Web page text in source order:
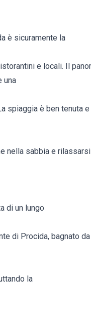
è sicuramente la
e locali. Il
una
spiaggia è ben tenuta
nella sabbia e
di un lungo
di Procida, bagnato
la